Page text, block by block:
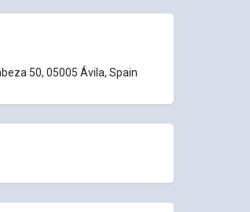
50, 05005 Ávila, Spain